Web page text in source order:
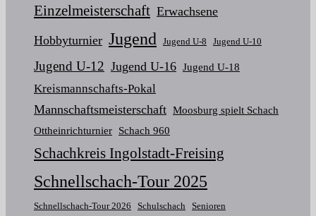
Einzelmeisterschaft Erwachsene
Hobbyturnier Jugend Jugend U-8 Jugend U-10
Jugend U-12 Jugend U-16 Jugend U-18
Kreismannschafts-Pokal
Mannschaftsmeisterschaft Moosburg spielt Schach
Ottheinrichturnier Schach 960
Schachkreis Ingolstadt-Freising
Schnellschach-Tour 2025
Schnellschach-Tour 2026 Schulschach Senioren